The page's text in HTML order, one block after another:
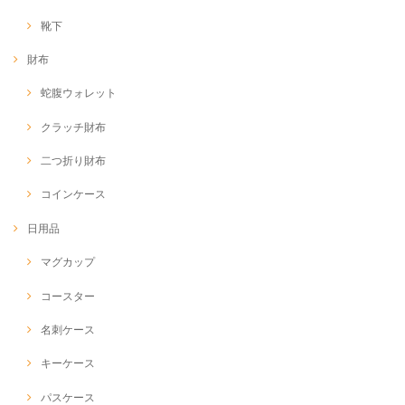
靴下
財布
蛇腹ウォレット
クラッチ財布
二つ折り財布
コインケース
日用品
マグカップ
コースター
名刺ケース
キーケース
パスケース